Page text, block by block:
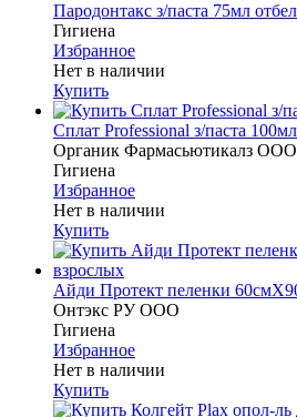
Пародонтакс з/паста 75мл
Гигиена
Избранное
Нет в наличии
Купить
Сплат Professional з/паста
Органик Фармасьютикалз
Гигиена
Избранное
Нет в наличии
Купить
Айди Протект пеленки
Онтэкс РУ ООО
Гигиена
Избранное
Нет в наличии
Купить